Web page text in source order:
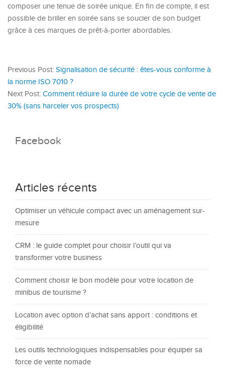
composer une tenue de soirée unique. En fin de compte, il est
possible de briller en soirée sans se soucier de son budget
grâce à ces marques de prêt-à-porter abordables.
Previous Post: Signalisation de sécurité : êtes-vous conforme à
la norme ISO 7010 ?
Next Post: Comment réduire la durée de votre cycle de vente de
30% (sans harceler vos prospects)
Facebook
Articles récents
Optimiser un véhicule compact avec un aménagement sur-
mesure
CRM : le guide complet pour choisir l’outil qui va
transformer votre business
Comment choisir le bon modèle pour votre location de
minibus de tourisme ?
Location avec option d’achat sans apport : conditions et
éligibilité
Les outils technologiques indispensables pour équiper sa
force de vente nomade